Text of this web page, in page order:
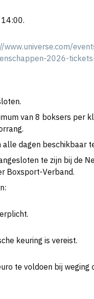
www.universe.com/
2026-
van 8 boksers per
alle dagen beschikbaar
te zijn bij de
Boxsport-Verband.
keuring is vereist.
te voldoen bij weging